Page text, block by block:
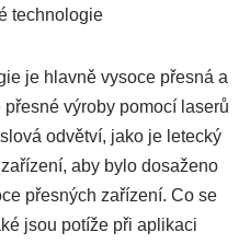
technologie
je hlavně vysoce přesná a
výroby pomocí laserů
odvětví, jako je letecký
aby bylo dosaženo
přesných zařízení. Co se
jsou potíže při aplikaci